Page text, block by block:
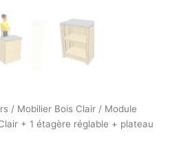
/ Mobilier Bois Clair / Module
+ 1 étagère réglable + plateau